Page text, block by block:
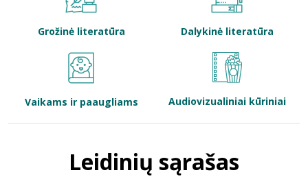
Bibliotekoms
Grožinė literatūra Dalykinė literatūra
Vaikams ir paaugliams Audiovizualiniai kūriniai
Leidinių sąrašas